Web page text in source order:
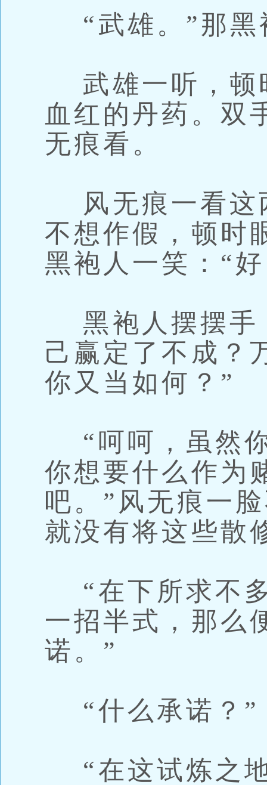
“武雄。”那黑
武雄一听，顿
血红的丹药。双
无痕看。
风无痕一看这
不想作假，顿时
黑袍人一笑：“
黑袍人摆摆手
己赢定了不成？
你又当如何？”
“呵呵，虽然
你想要什么作为
吧。”风无痕一
就没有将这些散
“在下所求不
一招半式，那么
诺。”
“什么承诺？”
“在这试炼之